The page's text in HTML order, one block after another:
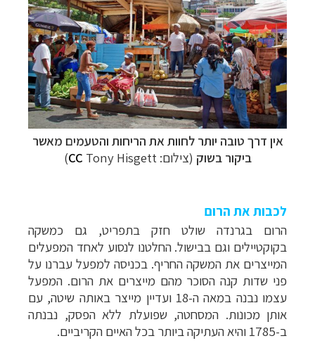
אין דרך טובה יותר לחוות את הריחות והטעמים מאשר
ביקור בשוק (צילום: CC Tony Hisgett)
לכבות את הרום
הרום בגרנדה שולט חזק בתפריט, גם כמשקה
בקוקטיילים וגם בבישול. החלטנו לנסוע לאחד המפעלים
המייצרים את המשקה החריף. בכניסה למפעל עברנו על
פני שדות קנה הסוכר מהם מייצרים את הרום. המפעל
עצמו נבנה במאה ה-18 ועדיין מייצר באותה שיטה, עם
אותן מכונות. המסחטה, שפועלת ללא הפסק, נבנתה
ב-1785 והיא העתיקה ביותר בכל האיים הקריביים.
הפלגות לארצות הקוטב הצפונילחצו לקבלת כל
האפשרויות »